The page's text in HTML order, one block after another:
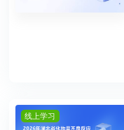
线上学习